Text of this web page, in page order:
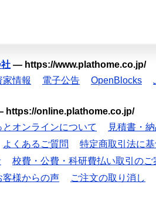
— https://www.plathome.co.jp/
家情報 電子公告 OpenBlocks
https://online.plathome.co.jp/
とオンラインについて
見積書・
よくあるご質問
特定商取引法に
校費・公費・科研費払い取引のご
客様からの声 ご注文の取り消し